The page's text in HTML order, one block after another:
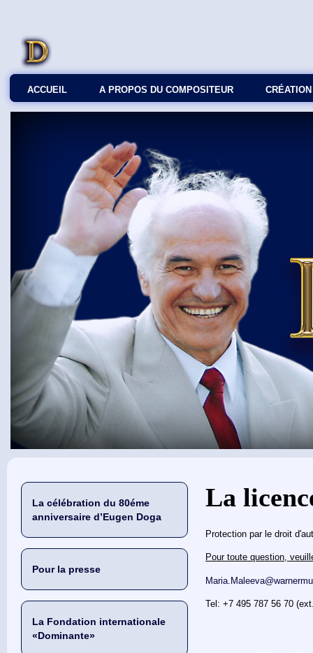
ACCUEIL A PROPOS DU COMPOSITEUR СRÉATION
La célébration du 80éme
anniversaire d’Eugen Doga
Pour la presse
La Fondation internationale
«Dominante»
Vous êtes ici
La
Protection par le droit
Pour toute question,
Tel: +7 495 787 56 70